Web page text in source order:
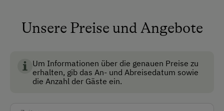
Hühner
Katze
Kühe
Anfahrtsmöglichkeiten
Bus
Taxi
BIO AUSTRIA steht für kontrolliert biologische
Standards für Umwelt, Tierwohl und
Lebensmittelqualität.
Unsere Preise und Angebote
Um Informationen über die genauen Preise zu
erhalten, gib das An- und Abreisedatum sowie
die Anzahl der Gäste ein.